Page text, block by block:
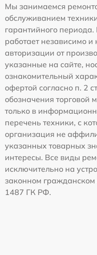
Мы занимаемся
обслуживанием
гарантийного
работает независимо
авторизации от
указанные на сайте,
ознакомительный
офертой согласно п. 2
обозначения торговой
только в
перечень техники, с
организация не
указанных товарных
интересы. Все виды
исключительно на
законном гражданском
1487 ГК РФ.